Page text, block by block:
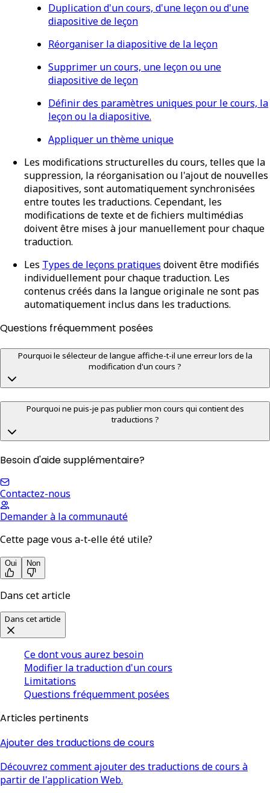
Duplication d'un cours, d'une leçon ou d'une
diapositive de leçon
Réorganiser la diapositive de la leçon
Supprimer un cours, une leçon ou une
diapositive de leçon
Définir des paramètres uniques pour le cours, la
leçon ou la diapositive.
Appliquer un thème unique
Les modifications structurelles du cours, telles que la
suppression, la réorganisation ou l'ajout de nouvelles
diapositives, sont automatiquement synchronisées
entre toutes les traductions. Cependant, les
modifications de texte et de fichiers multimédias
doivent être mises à jour manuellement pour chaque
traduction.
Les Types de leçons pratiques doivent être modifiés
individuellement pour chaque traduction. Les
contenus créés dans la langue originale ne sont pas
automatiquement inclus dans les traductions.
Questions fréquemment posées
Pourquoi le sélecteur de langue affiche-t-il une erreur lors de la
modification d'un cours ?
Pourquoi ne puis-je pas publier mon cours qui contient des
traductions ?
Besoin d'aide supplémentaire?
Contactez-nous
Demander à la communauté
Cette page vous a-t-elle été utile?
Oui Non
Dans cet article
Dans cet article
Ce dont vous aurez besoin
Modifier la traduction d'un cours
Limitations
Questions fréquemment posées
Articles pertinents
Ajouter des traductions de cours
Découvrez comment ajouter des traductions de cours à
partir de l'application Web.